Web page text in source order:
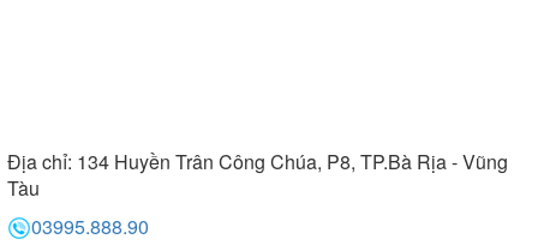
Địa chỉ: 134 Huyền Trân Công Chúa, P8, TP.Bà Rịa - Vũng
Tàu
03995.888.90